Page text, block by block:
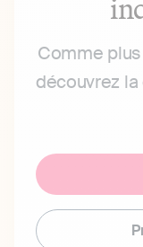
Comme
découvrez